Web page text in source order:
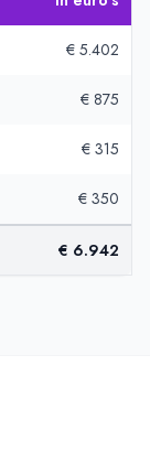
€ 5.402
€ 875
€ 315
€ 350
€ 6.942